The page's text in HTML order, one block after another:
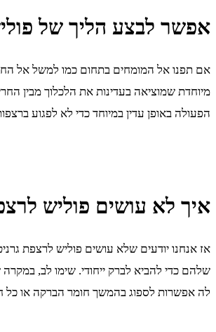
אפשר לבצע הליך של
אם תפנו אל המומחים בתחום כמו למשל אל
מיוחדת שמוציאה בעדינות את הלכלוך מבין
הפעולה באופן עדין במיוחד כדי לא לפגוע
איך לא עושים פוליש
אז אנחנו יודעים שלא עושים פוליש לרצפת
שלהם כדי להביא לברק ייחודי. שימו לב, במקרה
לה אפשרות לספוג בהמשך חומר הברקה או כל